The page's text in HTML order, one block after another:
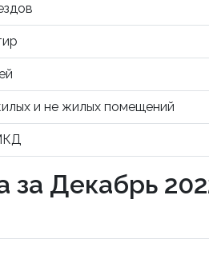
и не жилых помещений
за Декабрь